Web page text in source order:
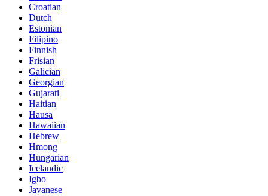
Croatian
Dutch
Estonian
Filipino
Finnish
Frisian
Galician
Georgian
Gujarati
Haitian
Hausa
Hawaiian
Hebrew
Hmong
Hungarian
Icelandic
Igbo
Javanese